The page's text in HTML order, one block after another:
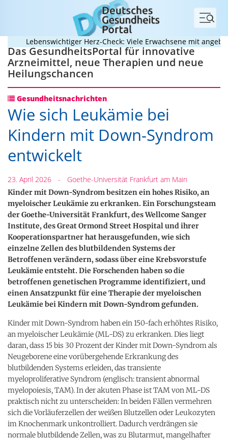
Menü
Lebenswichtiger Herz-Check: Viele Erwachsene mit
Das GesundheitsPortal für innovative
Arzneimittel, neue Therapien und neue
Heilungschancen
Gesundheitsnachrichten
Wie sich Leukämie bei
Kindern mit Down-Syndrom
entwickelt
23. April 2026 - Goethe-Universität Frankfurt am Main
Kinder mit Down-Syndrom besitzen ein hohes Risiko, an
myeloischer Leukämie zu erkranken. Ein Forschungsteam
der Goethe-Universität Frankfurt, des Wellcome Sanger
Institute, des Great Ormond Street Hospital und ihrer
Kooperationspartner hat herausgefunden, wie sich
einzelne Zellen des blutbildenden Systems der
Betroffenen verändern, sodass über eine Krebsvorstufe
Leukämie entsteht. Die Forschenden haben so die
betroffenen genetischen Programme identifiziert, und
einen Ansatzpunkt für eine Therapie der myeloischen
Leukämie bei Kindern mit Down-Syndrom gefunden.
Kinder mit Down-Syndrom haben ein 150-fach erhöhtes Risiko,
an myeloischer Leukämie (ML-DS) zu erkranken. Dies liegt
daran, dass 15 bis 30 Prozent der Kinder mit Down-Syndrom als
Neugeborene eine vorübergehende Erkrankung des
blutbildenden Systems erleiden, das transiente
myeloproliferative Syndrom (englisch: transient abnormal
myelopoiesis, TAM). In der akuten Phase ist TAM von ML-DS
praktisch nicht zu unterscheiden: In beiden Fällen vermehren
sich die Vorläuferzellen der weißen Blutzellen oder Leukozyten
im Knochenmark unkontrolliert. Dadurch verdrängen sie
normale blutbildende Zellen, was zu Blutarmut, mangelhafter